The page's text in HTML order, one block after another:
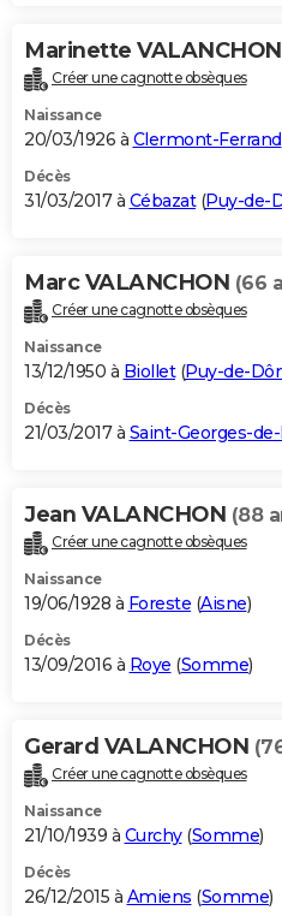
Marinette VALANCHON
Créer une cagnotte obsèques
Naissance
20/03/1926 à Clermont-Ferrand
Décès
31/03/2017 à Cébazat(Puy-de-
Marc VALANCHON (66
Créer une cagnotte obsèques
Naissance
13/12/1950 à Biollet(Puy-de-
Décès
21/03/2017 à Saint-Georges-
Jean VALANCHON (88
Créer une cagnotte obsèques
Naissance
19/06/1928 à Foreste (Aisne)
Décès
13/09/2016 à Roye (Somme)
Gerard VALANCHON
Créer une cagnotte obsèques
Naissance
21/10/1939 à Curchy(Somme)
Décès
26/12/2015 à Amiens (Somme)